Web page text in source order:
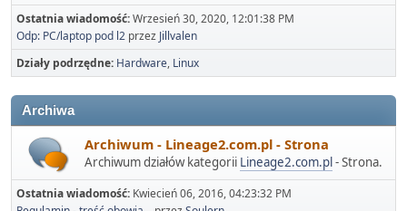
Ostatnia wiadomość:Wrzesień 30, 2020, 12:01:38 PM
Odp: PC/laptop pod l2 przez Jillvalen
Działy podrzędne Hardware Linux
Archiwa
Archiwum - Lineage2.com.pl - Strona
Archiwum działów kategorii Lineage2.com.pl- Strona.
Ostatnia wiadomość: Kwiecień 06, 2016, 04:23:32 PM